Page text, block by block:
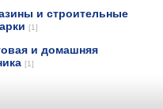
и строительные
[1]
и домашняя
[1]